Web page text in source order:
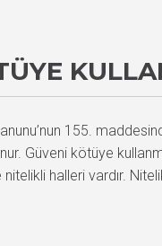
155.
Güveni kötüye
halleri vardır.